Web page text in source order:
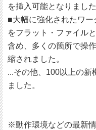
を挿入可能となりました
■大幅に強化されたワー
をフラット・ファイル
含め、多くの箇所で操
縮されました。
...その他、100以上の新
ました。
※動作環境などの最新